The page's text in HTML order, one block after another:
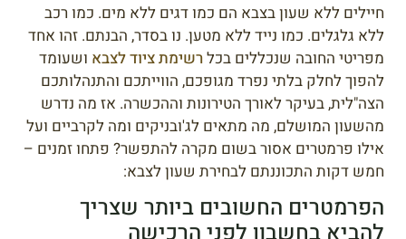
חיילים ללא שעון בצבא הם כמו דגים ללא מים. כמו רכב
ללא גלגלים. כמו נייד ללא מטען. נו בסדר, הבנתם. זהו אחד
מפריטי החובה שנכללים בכלרשימת ציוד לצבא ושעומד
להפוך לחלק בלתי נפרד מגופכם, הווייתכם והתנהלותכם
הצה"לית, בעיקר לאורך הטירונות וההכשרה. אז מה נדרש
מהשעון המושלם, מה מתאים לג'ובניקים ומה לקרביים ועל
אילו פרמטרים אסור בשום מקרה להתפשר? פתחו זמנים –
חמש דקות התכוננתם לבחירת שעון לצבא:
הפרמטרים החשובים ביותר שצריך